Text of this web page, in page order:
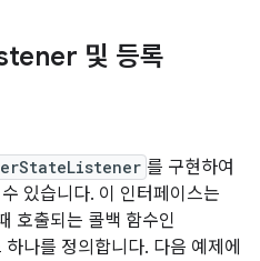
및 등록
를 구현하여
있습니다. 이 인터페이스는
호출되는 콜백 함수인
하나를 정의합니다. 다음 예제에